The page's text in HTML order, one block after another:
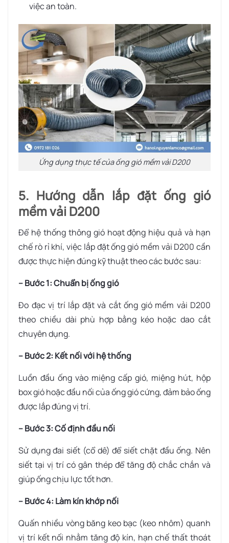
việc an toàn.
Ứng dụng thực tế của ống gió mềm vải D200
5. Hướng dẫn lắp đặt ống gió
mềm vải D200
Để hệ thống thông gió hoạt động hiệu quả và hạn
chế rò rỉ khí, việc lắp đặt ống gió mềm vải D200 cần
được thực hiện đúng kỹ thuật theo các bước sau:
– Bước 1: Chuẩn bị ống gió
Đo đạc vị trí lắp đặt và cắt ống gió mềm vải D200
theo chiều dài phù hợp bằng kéo hoặc dao cắt
chuyên dụng.
– Bước 2: Kết nối với hệ thống
Luồn đầu ống vào miệng cấp gió, miệng hút, hộp
box gió hoặc đầu nối của ống gió cứng, đảm bảo ống
được lắp đúng vị trí.
– Bước 3: Cố định đầu nối
Sử dụng đai siết (cổ dê) để siết chặt đầu ống. Nên
siết tại vị trí có gân thép để tăng độ chắc chắn và
giúp ống chịu lực tốt hơn.
– Bước 4: Làm kín khớp nối
Quấn nhiều vòng băng keo bạc (keo nhôm) quanh
vị trí kết nối nhằm tăng độ kín, hạn chế thất thoát